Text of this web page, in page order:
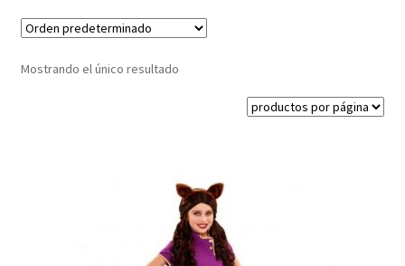
Mostrando el único resultado